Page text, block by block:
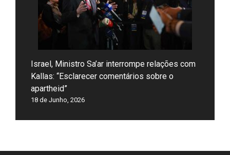
Israel, Ministro Sa’ar interrompe relações com
Kallas: “Esclarecer comentários sobre o
apartheid”
18 de Junho, 2026